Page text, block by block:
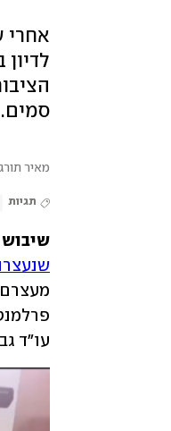
אחרי
מאיר
תגיות
שיבוש
עו"ד